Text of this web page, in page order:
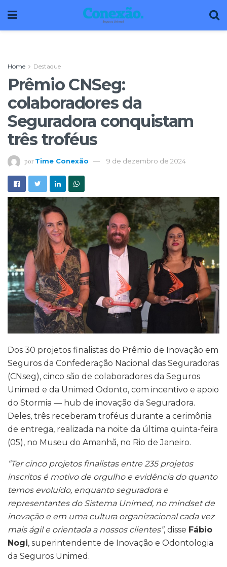
Home Destaque
Prêmio CNSeg:
colaboradores da
Seguradora conquistam
três troféus
por Time Conexão 9 de dezembro de 2024
Dos 30 projetos finalistas do Prêmio de Inovação em
Seguros da Confederação Nacional das Seguradoras
(CNseg), cinco são de colaboradores da Seguros
Unimed e da Unimed Odonto, com incentivo e apoio
do Stormia — hub de inovação da Seguradora.
Deles, três receberam troféus durante a cerimônia
de entrega, realizada na noite da última quinta-feira
(05), no Museu do Amanhã, no Rio de Janeiro.
“Ter cinco projetos finalistas entre 235 projetos
inscritos é motivo de orgulho e evidência do quanto
temos evoluído, enquanto seguradora e
representantes do Sistema Unimed, no mindset de
inovação e em uma cultura organizacional cada vez
mais ágil e orientada a nossos clientes”, disse Fábio
Nogi, superintendente de Inovação e Odontologia
da Seguros Unimed.